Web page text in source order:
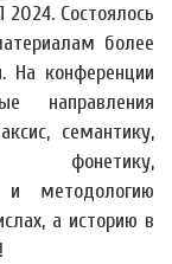
Состоялось
более
На конференции
направления
семантику,
фонетику,
и методологию
а историю в